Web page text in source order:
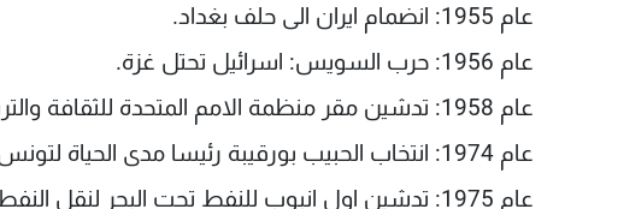
عام 1955: انضمام ايران الى حلف بغداد.
عام 1956: حرب السويس: اسرائيل تحتل غزة.
عام 1958: تدشين مقر منظمة الامم المتحدة للثقافة والتربية والعلوم (يونيسكو) في باريس.
عام 1974: انتخاب الحبيب بورقيبة رئيسا مدى الحياة لتونس.
عام 1975: تدشين اول انبوب للنفط تحت البحر لنقل النفط من بحر الشمال الى اسكتلندا.